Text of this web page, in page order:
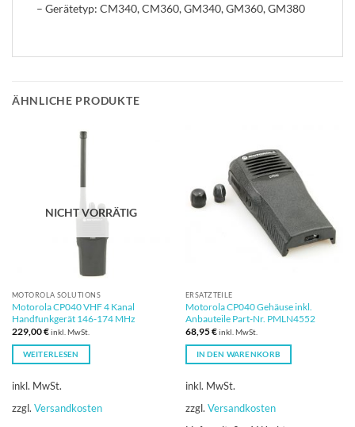
– Gerätetyp: CM340, CM360, GM340, GM360, GM380
ÄHNLICHE PRODUKTE
NICHT VORRÄTIG
MOTOROLA SOLUTIONS
Motorola CP040 VHF 4 Kanal
Handfunkgerät 146-174 MHz
229,00€inkl. MwSt.
WEITERLESEN
inkl. MwSt.
zzgl. Versandkosten
ERSATZTEILE
Motorola CP040 Gehäuse inkl.
Anbauteile Part-Nr. PMLN4552
68,95€inkl. MwSt.
IN DEN WARENKORB
inkl. MwSt.
zzgl. Versandkosten